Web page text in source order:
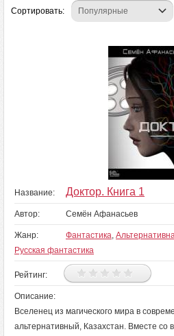
Сортировать:
Название: Доктор. Книга 1
Автор: Семён Афанасьев
Жанр: Фантастика,
Русская фантастика
Рейтинг:
Описание:
Вселенец из магического мира в
альтернативный, Казахстан. Вместе со